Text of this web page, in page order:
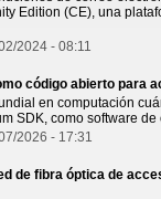
Edition (CE), una
2024 - 08:11
código abierto para
en computación
SDK, como software de
2026 - 17:31
de fibra óptica de